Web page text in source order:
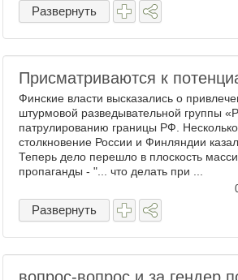
Развернуть
Присматриваются к
Финские власти высказались о
штурмовой разведывательной группы
патрулированию границы РФ.
столкновение России и Финляндии
Теперь дело перешло в плоскость
пропаганды - "... что делать при ...
Развернуть